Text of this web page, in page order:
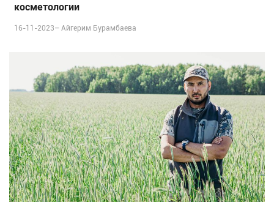
косметологии
16-11-2023–Айгерим Бурамбаева